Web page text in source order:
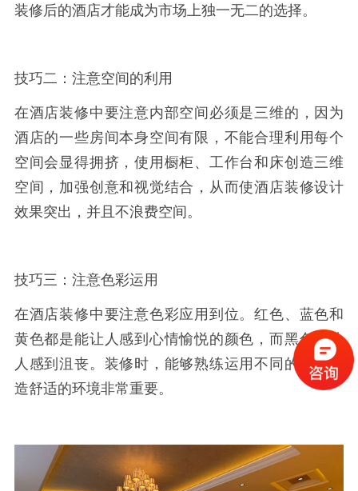
装修后的酒店才能成为市场上独一无二的选择。
技巧二：注意空间的利用
在酒店装修中要注意内部空间必须是三维的，因为
酒店的一些房间本身空间有限，不能合理利用每个
空间会显得拥挤，使用橱柜、工作台和床创造三维
空间，加强创意和视觉结合，从而使酒店装修设计
效果突出，并且不浪费空间。
技巧三：注意色彩运用
在酒店装修中要注意色彩应用到位。红色、蓝色和
黄色都是能让人感到心情愉悦的颜色，而黑色会让
人感到沮丧。装修时，能够熟练运用不同的颜色创
造舒适的环境非常重要。